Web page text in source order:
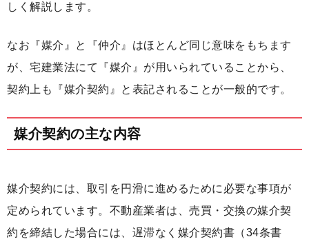
しく解説します。
なお『媒介』と『仲介』はほとんど同じ意味をもちます
が、宅建業法にて『媒介』が用いられていることから、
契約上も『媒介契約』と表記されることが一般的です。
媒介契約の主な内容
媒介契約には、取引を円滑に進めるために必要な事項が
定められています。不動産業者は、売買・交換の媒介契
約を締結した場合には、遅滞なく媒介契約書（34条書